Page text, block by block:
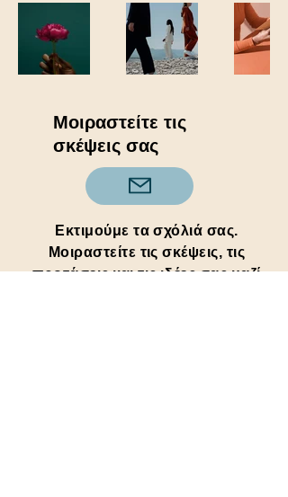
Μοιραστείτε τις
σκέψεις σας
Εκτιμούμε τα σχόλιά σας.
Μοιραστείτε τις σκέψεις, τις
προτάσεις και τις ιδέες σας μαζί